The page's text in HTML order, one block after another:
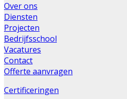
Over ons
Diensten
Projecten
Bedrijfsschool
Vacatures
Contact
Offerte aanvragen
Certificeringen